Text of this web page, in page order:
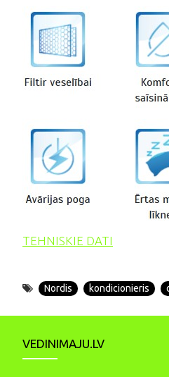
TEHNISKIE DATI
Nordis kondicionieris
VEDINIMAJU.LV